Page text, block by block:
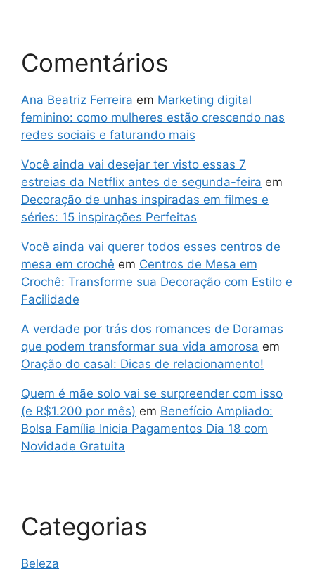
Comentários
Ana Beatriz Ferreira em Marketing digital
feminino: como mulheres estão crescendo nas
redes sociais e faturando mais
Você ainda vai desejar ter visto essas 7
estreias da Netflix antes de segunda-feira em
Decoração de unhas inspiradas em filmes e
séries: 15 inspirações Perfeitas
Você ainda vai querer todos esses centros de
mesa em crochê em Centros de Mesa em
Crochê: Transforme sua Decoração com Estilo e
Facilidade
A verdade por trás dos romances de Doramas
que podem transformar sua vida amorosa em
Oração do casal: Dicas de relacionamento!
Quem é mãe solo vai se surpreender com isso
(e R$1.200 por mês) em Benefício Ampliado:
Bolsa Família Inicia Pagamentos Dia 18 com
Novidade Gratuita
Categorias
Beleza